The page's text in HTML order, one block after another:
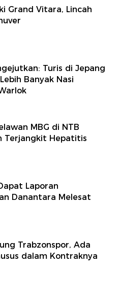
Grand Vitara, Lincah
Turis di Jepang
Banyak Nasi
MBG di NTB
Terjangkit Hepatitis
Laporan
Danantara Melesat
Trabzonspor, Ada
dalam Kontraknya